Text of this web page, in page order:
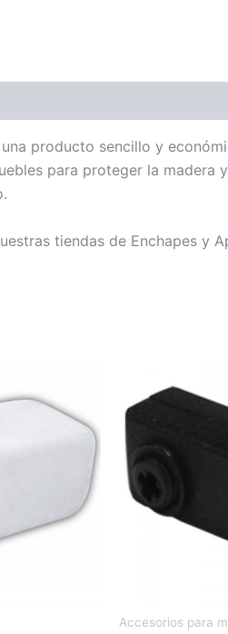
producto sencillo y
para proteger la madera
tiendas de Enchapes y
Accesorios para